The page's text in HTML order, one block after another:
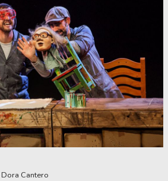
Dora Cantero